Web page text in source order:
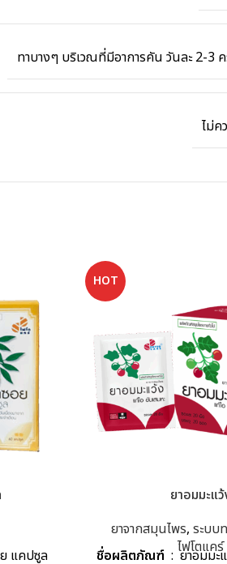
ทาบางๆ บริเวณที่มีอาการคัน วันละ 2-3
ไม่ค
แคปซูล
HOT
ยาอมมะแ
ยาจากสมุนไพร, ระบบ
ไฟโตแคร์
ชื่อผลิตภัณฑ์: ยาอมมะ